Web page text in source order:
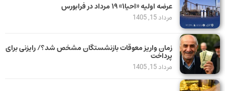
عرضه اولیه «احیا۱» ۱۹ مرداد در فرابورس
مرداد 15, 1405
زمان واریز معوقات بازنشستگان مشخص شد؟/ رایزنی برای
پرداخت
مرداد 15, 1405